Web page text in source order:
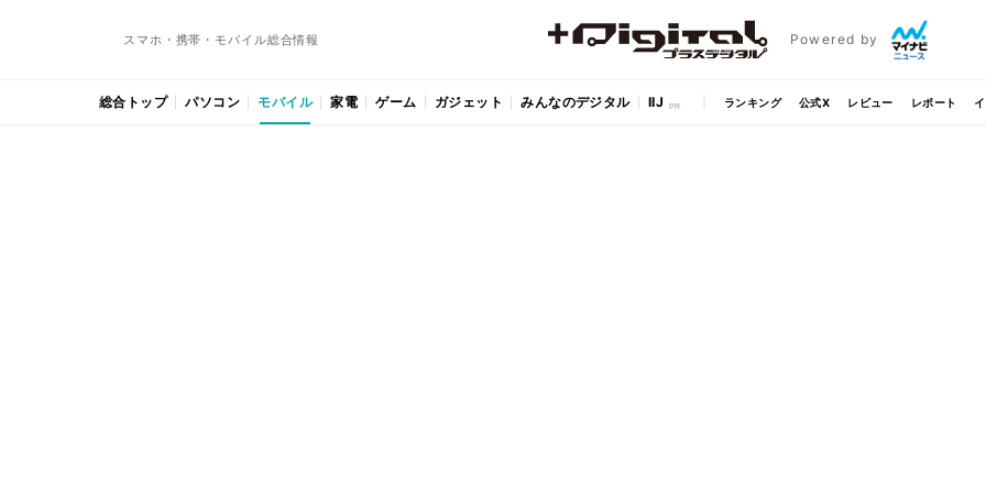
スマホ・携帯・モバイル総合情報 Powered by
総合トップ パソコン モバイル 家電 ゲーム ガジェット みんなのデジタル IIJ ランキング 公式X レビュー レポート